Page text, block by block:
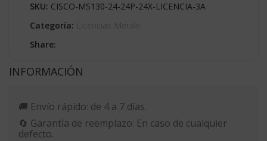
SKU: CISCO-MS130-24-24P-24X-LICENCIA-3A
Categoría:
Share:
INFORMACIÓN
🚚 Envío rápido: de 4 a 7 días.
🔄 Garantía de reemplazo: En caso de cualquier
defecto.